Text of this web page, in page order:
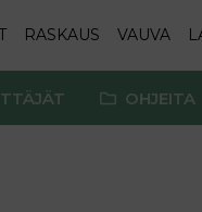
RASKAUS VAUVA
OHJEITA